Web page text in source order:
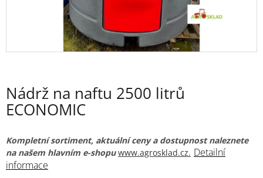
Nádrž na naftu 2500 litrů
ECONOMIC
Kompletní sortiment, aktuální ceny a dostupnost naleznete
na našem hlavním e-shopu www.agrosklad.cz. Detailní
informace